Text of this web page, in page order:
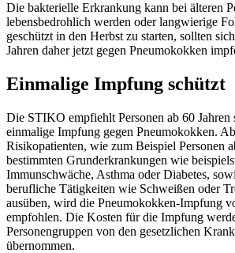
Die bakterielle Erkrankung kann bei älteren
lebensbedrohlich werden oder langwierige
geschützt in den Herbst zu starten, sollten
Jahren daher jetzt gegen Pneumokokken
Einmalige Impfung schützt
Die STIKO empfiehlt Personen ab 60 Jahren
einmalige Impfung gegen Pneumokokken.
Risikopatienten, wie zum Beispiel Personen
bestimmten Grunderkrankungen wie
Immunschwäche, Asthma oder Diabetes,
berufliche Tätigkeiten wie Schweißen oder
ausüben, wird die Pneumokokken-Impfung
empfohlen. Die Kosten für die Impfung
Personengruppen von den gesetzlichen
übernommen.